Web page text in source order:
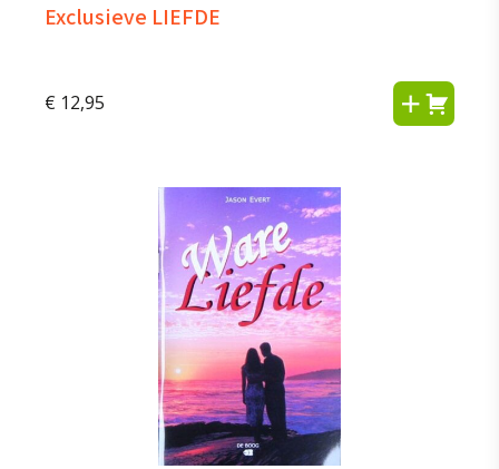
Exclusieve LIEFDE
€ 12,95